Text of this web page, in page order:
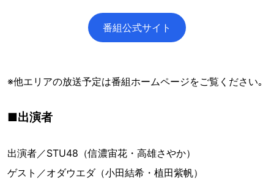
番組公式サイト
※他エリアの放送予定は番組ホームページをご覧ください｡
■出演者
出演者／STU48（信濃宙花・高雄さやか）
ゲスト／オダウエダ（小田結希・植田紫帆）